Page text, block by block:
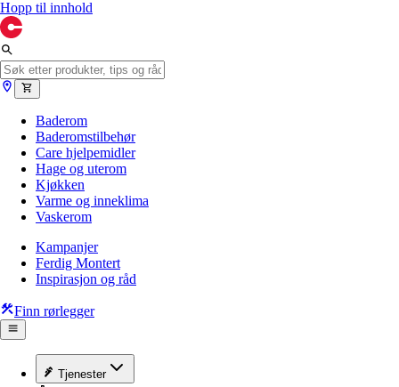
Hopp til innhold
Baderom
Baderomstilbehør
Care hjelpemidler
Hage og uterom
Kjøkken
Varme og inneklima
Vaskerom
Kampanjer
Ferdig Montert
Inspirasjon og råd
Finn rørlegger
Tjenester